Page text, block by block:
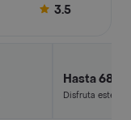
3.5
Hasta 68%
Disfruta este